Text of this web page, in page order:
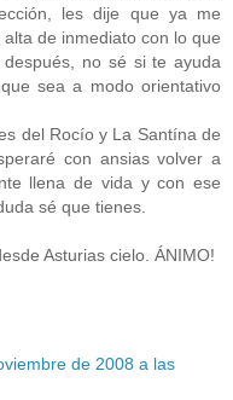
les dije que ya me
de inmediato con lo que
no sé si te ayuda
sea a modo orientativo
del Rocío y La Santína de
con ansias volver a
llena de vida y con ese
sé que tienes.
Asturias cielo. ÁNIMO!
de 2008 a las